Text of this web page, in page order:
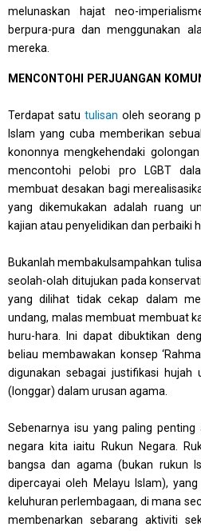
melunaskan hajat neo-
berpura-pura dan menggunakan
mereka.
MENCONTOHI PERJUANGAN
Terdapat satu tulisan oleh seorang
Islam yang cuba memberikan
kononnya mengkehendaki
mencontohi pelobi pro LGBT
membuat desakan bagi
yang dikemukakan adalah ruang
kajian atau penyelidikan dan perbaiki
Bukanlah membakulsampahkan
seolah-olah ditujukan pada
yang dilihat tidak cekap dalam
undang, malas membuat membuat
huru-hara. Ini dapat dibuktikan
beliau membawakan konsep
digunakan sebagai justifikasi hujah
(longgar) dalam urusan agama.
Sebenarnya isu yang paling
negara kita iaitu Rukun Negara.
bangsa dan agama (bukan rukun
dipercayai oleh Melayu Islam),
keluhuran perlembagaan, di mana
membenarkan sebarang aktiviti